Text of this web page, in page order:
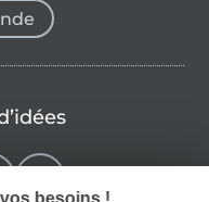
besoins !